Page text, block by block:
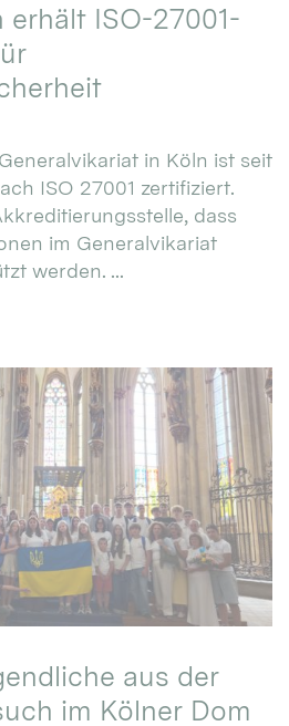
erhält ISO-27001-
in Köln ist seit
ISO 27001 zertifiziert.
dass
im Generalvikariat
werden. ...
aus der
im Kölner Dom